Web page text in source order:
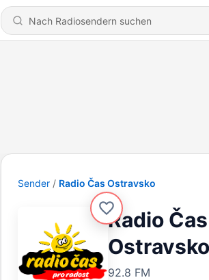
Sender Radio Čas Ostravsko
Radio Čas
Ostravsko
92.8 FM